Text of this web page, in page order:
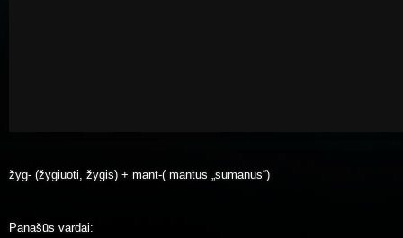
žyg- (žygiuoti, žygis) + mant-( mantus „sumanus“)
Panašūs vardai: